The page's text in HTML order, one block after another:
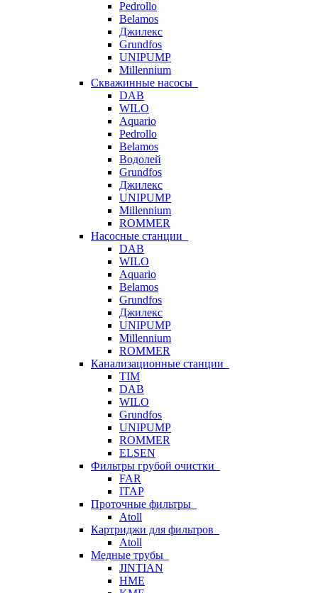
Pedrollo
Belamos
Джилекс
Grundfos
UNIPUMP
Millennium
Скважинные насосы
DAB
WILO
Aquario
Pedrollo
Belamos
Водолей
Grundfos
Джилекс
UNIPUMP
Millennium
ROMMER
Насосные станции
DAB
WILO
Aquario
Belamos
Grundfos
Джилекс
UNIPUMP
Millennium
ROMMER
Канализационные станции
TIM
DAB
WILO
Grundfos
UNIPUMP
ROMMER
ELSEN
Фильтры грубой очистки
FAR
ITAP
Проточные фильтры
Atoll
Картриджи для фильтров
Atoll
Медные трубы
JINTIAN
HME